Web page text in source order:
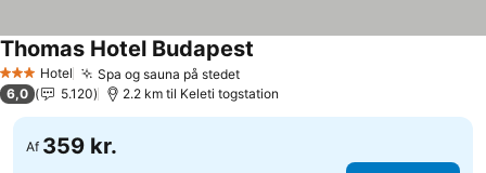
3 StjernerHotel Spa og sauna på stedet
Thomas Hotel Budapest
6,0 5.120 2.2 km til Keleti togstation
Af 359 kr.